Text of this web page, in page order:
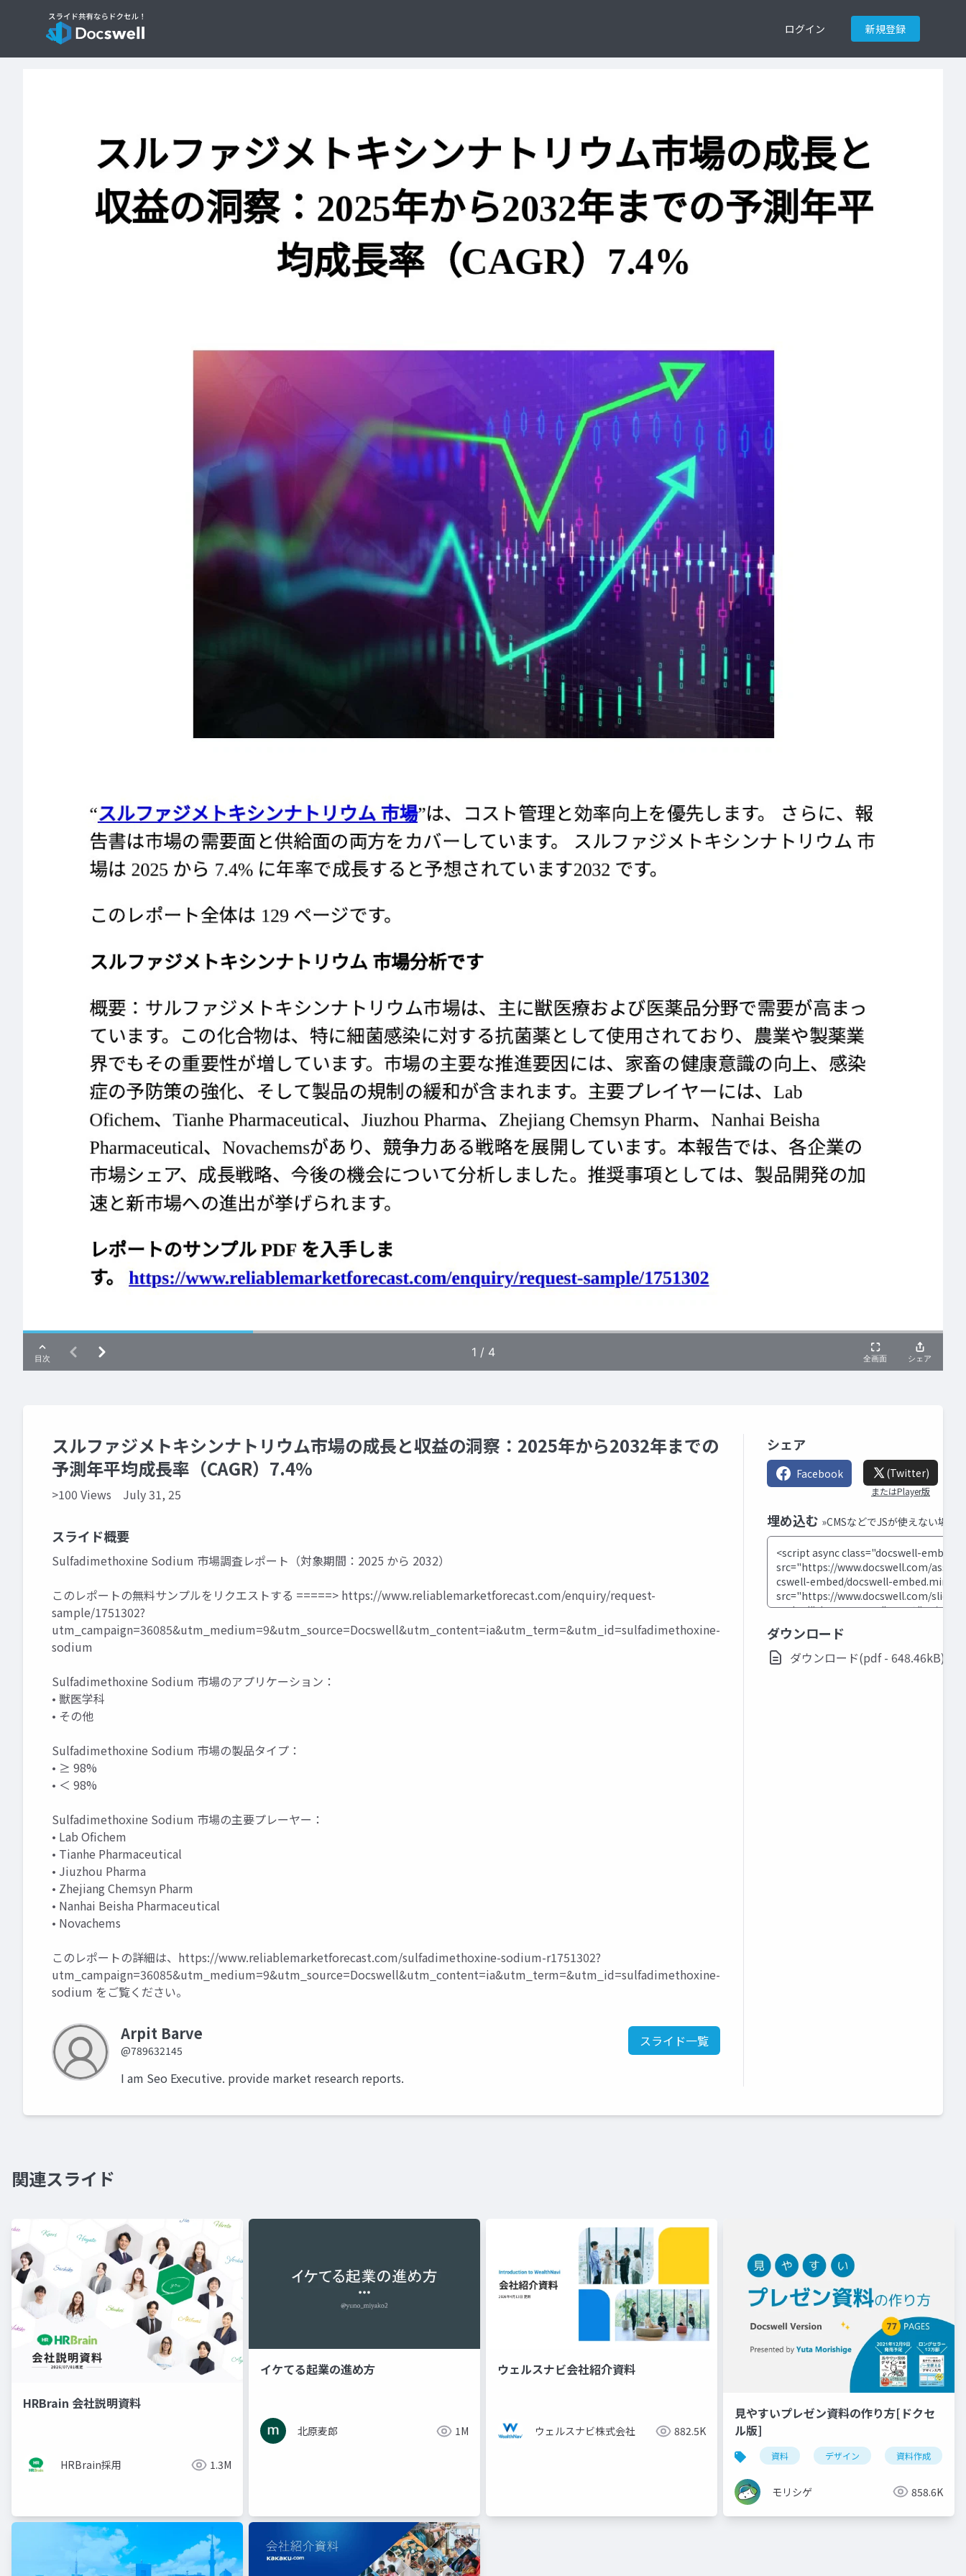
ログイン 新規登録
スルファジメトキシンナトリウム市場の成長と収益の洞察：2025年から2032年までの
予測年平均成長率（CAGR）7.4%
>100 Views July 31, 25
スライド概要
Sulfadimethoxine Sodium 市場調査レポート（対象期間：2025 から 2032）
このレポートの無料サンプルをリクエストする =====> https://www.reliablemarketforecast.com/enquiry/request-
sample/1751302?
utm_campaign=36085&utm_medium=9&utm_source=Docswell&utm_content=ia&utm_term=&utm_id=sulfadimethoxine-
sodium
Sulfadimethoxine Sodium 市場のアプリケーション：
• 獣医学科
• その他
Sulfadimethoxine Sodium 市場の製品タイプ：
• ≥ 98%
• ＜ 98%
Sulfadimethoxine Sodium 市場の主要プレーヤー：
• Lab Ofichem
• Tianhe Pharmaceutical
• Jiuzhou Pharma
• Zhejiang Chemsyn Pharm
• Nanhai Beisha Pharmaceutical
• Novachems
このレポートの詳細は、 https://www.reliablemarketforecast.com/sulfadimethoxine-sodium-r1751302?
utm_campaign=36085&utm_medium=9&utm_source=Docswell&utm_content=ia&utm_term=&utm_id=sulfadimethoxine-
sodium をご覧ください。
Arpit Barve
@789632145
スライド一覧
I am Seo Executive. provide market research reports.
シェア
Facebook (Twitter)
またはPlayer版
埋め込む »CMSなどでJSが使えない場合
ダウンロード
ダウンロード(pdf - 648.46kB)
関連スライド
HRBrain 会社説明資料
HRBrain採用 1.3M
イケてる起業の進め方
北原麦郎 1M
ウェルスナビ会社紹介資料
ウェルスナビ株式会社 882.5K
見やすいプレゼン資料の作り方[ドクセ
ル版]
資料 デザイン 資料作成
モリシゲ 858.6K